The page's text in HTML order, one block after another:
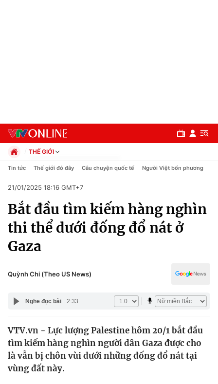
Chuyên mục
Chính trị
Xã hội
Pháp luật
Y tế
Thế giới
Tin tức
Thế giới đó đây
Kinh tế
THẾ GIỚI
Chính trị
Pháp luật
Kinh tế
Thể thao
Truyền hình
Văn hóa - Giải trí
Công nghệ
Tin tức Thế giới đó đây Câu chuyện quốc tế Người Việt bốn phương
21/01/2025 18:16 GMT+7
Bắt đầu tìm kiếm hàng nghìn
thi thể dưới đống đổ nát ở
Gaza
Quỳnh Chi (Theo US News)
Nghe đọc bài 2:33
VTV.vn - Lực lượng Palestine hôm 20/1 bắt đầu
tìm kiếm hàng nghìn người dân Gaza được cho
là vẫn bị chôn vùi dưới những đống đổ nát tại
vùng đất này.